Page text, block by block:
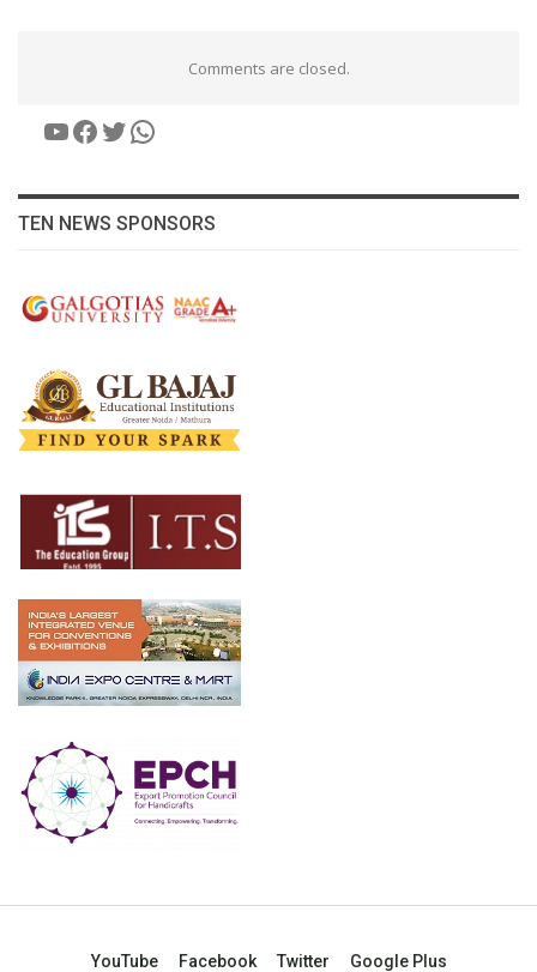
Comments are closed.
YouTube
Facebook
Twitter
WhatsApp
TEN NEWS SPONSORS
YouTube Facebook Twitter Google Plus